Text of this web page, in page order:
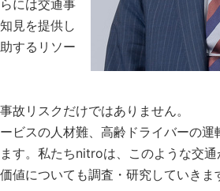
には交通事
見を提供し
するリソー
故リスクだけではありません。
ビスの人材難、高齢ドライバーの
す。私たちnitroは、このような交
値についても調査・研究していきま